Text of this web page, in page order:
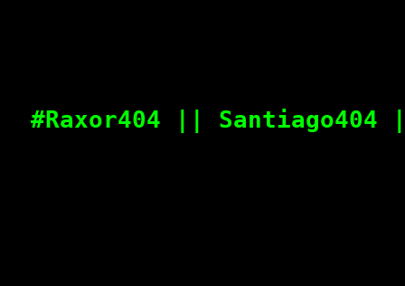
#Raxor404 || Santiago404